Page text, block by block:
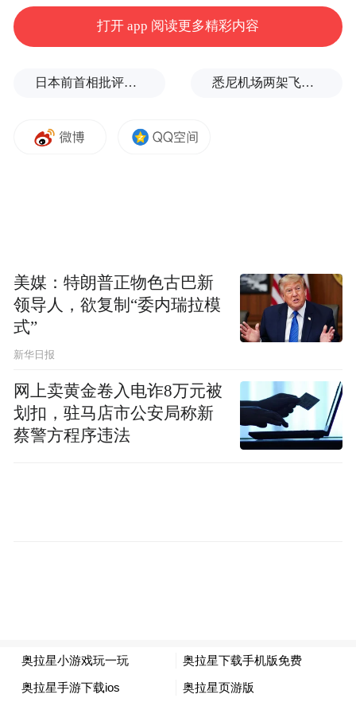
熟悉的声音响起，人们便知，四年一度的足
球盛宴如期归来。
发布会现场，詹俊、张路、孙继海、苏东、
徐阳、娄一晨、刘越、颜强——八位承载着
不同时代记忆的国民级解说同台而立。这场
跨越代际的聚首，不仅是一次阵容的亮相，
更象征着中国“世界杯最强音”在此集结。以
万千“她”视角即将汇聚咪咕。解说席上，刘
语熙、林梦鸽等女声力量将补齐世界杯专业
打开 app 阅读更多精彩内容
日本前首相批评高市在处理中美关系上缺乏战略 悉尼机场两架飞机险相撞
美媒：特朗普正物色古巴新
领导人，欲复制“委内瑞拉模
式”
新华日报
网上卖黄金卷入电诈8万元被
划扣，驻马店市公安局称新
蔡警方程序违法